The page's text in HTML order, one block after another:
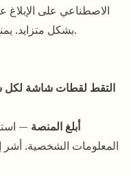
الاصطناعي على
بشكل متزايد. يمنع التمويه الاستباقي الإزالة قبل حدوثها.
التقط لقطات شاشة
أبلغ المنصة —
المعلومات الشخصية.